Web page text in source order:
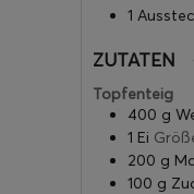
1
ZUTATEN
Topfenteig
400 g
1 Ei
200 g
100 g